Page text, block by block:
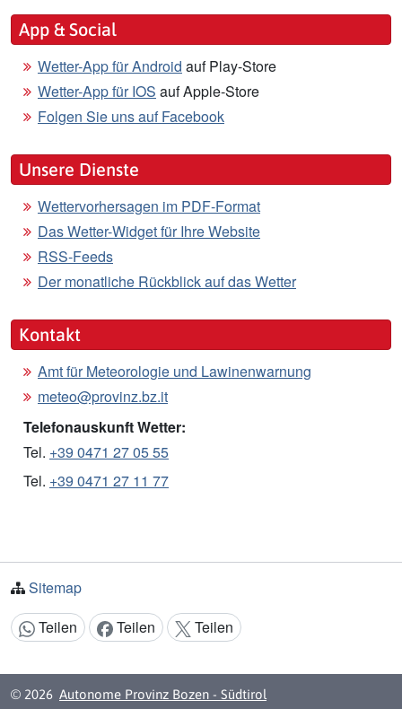
App & Social
Wetter-App für Android auf Play-Store
Wetter-App für IOS auf Apple-Store
Folgen Sie uns auf Facebook
Unsere Dienste
Wettervorhersagen im PDF-Format
Das Wetter-Widget für Ihre Website
RSS-Feeds
Der monatliche Rückblick auf das Wetter
Kontakt
Amt für Meteorologie und Lawinenwarnung
meteo@provinz.bz.it
Telefonauskunft Wetter:
Tel. +39 0471 27 05 55
Tel. +39 0471 27 11 77
Sitemap
Inhalt teilen:
Teilen Teilen Teilen
© 2026 Autonome Provinz Bozen - Südtirol